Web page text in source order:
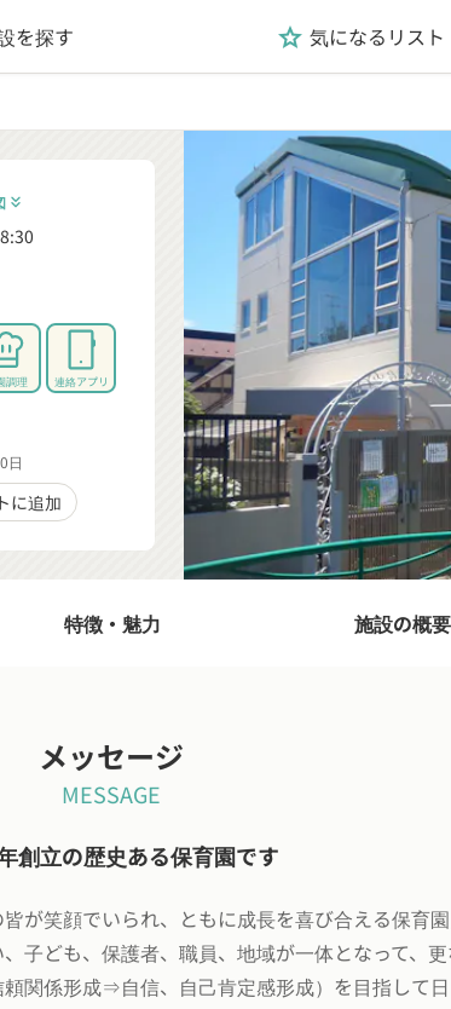
を探す grade 気になるリスト
keyboard_double_arrow_down
調理 連絡アプリ
日
に追加
特徴・魅力 施設の概要
メッセージ
MESSAGE
創立の歴史ある保育園です
が笑顔でいられ、ともに成長を喜び合える保育
子ども、保護者、職員、地域が一体となって、更
関係形成⇒自信、自己肯定感形成）を目指して